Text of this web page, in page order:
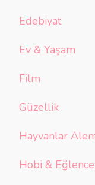
Edebiyat
Ev & Yaşam
Film
Güzellik
Hayvanlar
Hobi & Eğlence